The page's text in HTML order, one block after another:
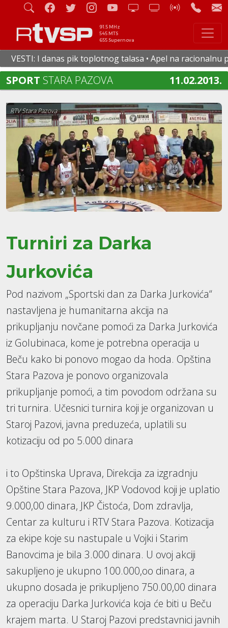
91.5 MHz
545 MTS
655 Supernova
I danas pik toplotnog talasa • Apel na racionalnu
SPORT STARA PAZOVA 11.02.2013.
RTV Stara Pazova
Turniri za Darka
Jurkovića
Pod nazivom „Sportski dan za Darka Jurkovića“
nastavljena je humanitarna akcija na
prikupljanju novčane pomoći za Darka Jurkovića
iz Golubinaca, kome je potrebna operacija u
Beču kako bi ponovo mogao da hoda. Opština
Stara Pazova je ponovo organizovala
prikupljanje pomoći, a tim povodom održana su
tri turnira. Učesnici turnira koji je organizovan u
Staroj Pazovi, javna preduzeća, uplatili su
kotizaciju od po 5.000 dinara
i to Opštinska Uprava, Direkcija za izgradnju
Opštine Stara Pazova, JKP Vodovod koji je uplatio
9.000,00 dinara, JKP Čistoća, Dom zdravlja,
Centar za kulturu i RTV Stara Pazova. Kotizacija
za ekipe koje su nastupale u Vojki i Starim
Banovcima je bila 3.000 dinara. U ovoj akciji
sakupljeno je ukupno 100.000,oo dinara, a
ukupno dosada je prikupljeno 750.00,00 dinara
za operaciju Darka Jurkovića koja će biti u Beču
krajem marta. U Staroj Pazovi predstavnici javnih